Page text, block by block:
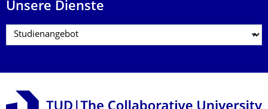
Unsere Dienste